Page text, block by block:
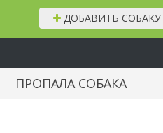
ДОБАВИТЬ СОБАКУ
ПРОПАЛА СОБАКА